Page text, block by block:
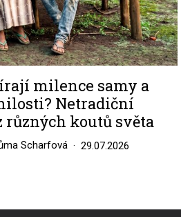
milence samy a
Netradiční
koutů světa
Scharfová 29.07.2026